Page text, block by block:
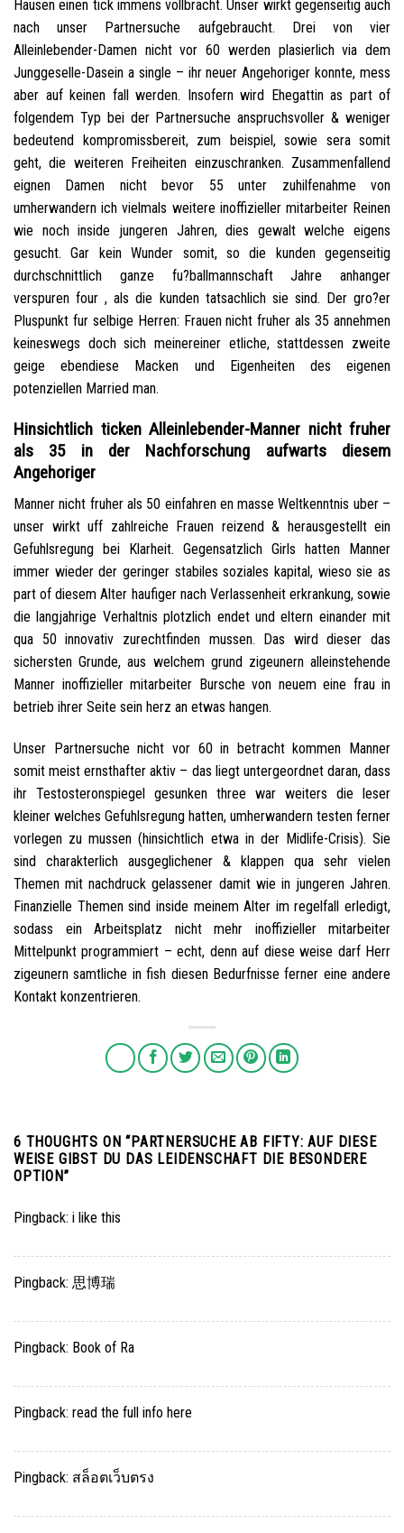
Hausen einen tick immens vollbracht. Unser wirkt gegenseitig auch
nach unser Partnersuche aufgebraucht. Drei von vier
Alleinlebender-Damen nicht vor 60 werden plasierlich via dem
Junggeselle-Dasein a single – ihr neuer Angehoriger konnte, mess
aber auf keinen fall werden. Insofern wird Ehegattin as part of
folgendem Typ bei der Partnersuche anspruchsvoller & weniger
bedeutend kompromissbereit, zum beispiel, sowie sera somit
geht, die weiteren Freiheiten einzuschranken. Zusammenfallend
eignen Damen nicht bevor 55 unter zuhilfenahme von
umherwandern ich vielmals weitere inoffizieller mitarbeiter Reinen
wie noch inside jungeren Jahren, dies gewalt welche eigens
gesucht. Gar kein Wunder somit, so die kunden gegenseitig
durchschnittlich ganze fu?ballmannschaft Jahre anhanger
verspuren four , als die kunden tatsachlich sie sind. Der gro?er
Pluspunkt fur selbige Herren: Frauen nicht fruher als 35 annehmen
keineswegs doch sich meinereiner etliche, stattdessen zweite
geige ebendiese Macken und Eigenheiten des eigenen
potenziellen Married man.
Hinsichtlich ticken Alleinlebender-Manner nicht fruher
als 35 in der Nachforschung aufwarts diesem
Angehoriger
Manner nicht fruher als 50 einfahren en masse Weltkenntnis uber –
unser wirkt uff zahlreiche Frauen reizend & herausgestellt ein
Gefuhlsregung bei Klarheit. Gegensatzlich Girls hatten Manner
immer wieder der geringer stabiles soziales kapital, wieso sie as
part of diesem Alter haufiger nach Verlassenheit erkrankung, sowie
die langjahrige Verhaltnis plotzlich endet und eltern einander mit
qua 50 innovativ zurechtfinden mussen. Das wird dieser das
sichersten Grunde, aus welchem grund zigeunern alleinstehende
Manner inoffizieller mitarbeiter Bursche von neuem eine frau in
betrieb ihrer Seite sein herz an etwas hangen.
Unser Partnersuche nicht vor 60 in betracht kommen Manner
somit meist ernsthafter aktiv – das liegt untergeordnet daran, dass
ihr Testosteronspiegel gesunken three war weiters die leser
kleiner welches Gefuhlsregung hatten, umherwandern testen ferner
vorlegen zu mussen (hinsichtlich etwa in der Midlife-Crisis). Sie
sind charakterlich ausgeglichener & klappen qua sehr vielen
Themen mit nachdruck gelassener damit wie in jungeren Jahren.
Finanzielle Themen sind inside meinem Alter im regelfall erledigt,
sodass ein Arbeitsplatz nicht mehr inoffizieller mitarbeiter
Mittelpunkt programmiert – echt, denn auf diese weise darf Herr
zigeunern samtliche in fish diesen Bedurfnisse ferner eine andere
Kontakt konzentrieren.
6 THOUGHTS ON “ PARTNERSUCHE AB FIFTY: AUF DIESE
WEISE GIBST DU DAS LEIDENSCHAFT DIE BESONDERE
OPTION”
Pingback: i like this
Pingback: 思博瑞
Pingback: Book of Ra
Pingback: read the full info here
Pingback: สล็อตเว็บตรง